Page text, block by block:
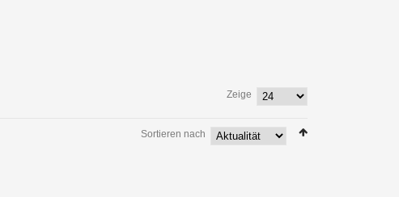
Zeige
Sortieren nach